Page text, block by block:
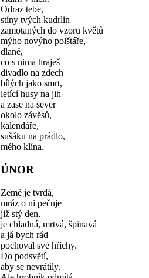
Odraz tebe,
stíny tvých kudrlin
zamotaných do vzoru květů
mýho novýho polštáře,
dlaně,
co s nima hraješ
divadlo na zdech
bílých jako smrt,
letící husy na jih
a zase na sever
okolo závěsů,
kalendáře,
sušáku na prádlo,
mého klína.
ÚNOR
Země je tvrdá,
mráz o ni pečuje
již stý den,
je chladná, mrtvá, špinavá
a já bych rád
pochoval své hříchy.
Do podsvětí,
aby se nevrátily.